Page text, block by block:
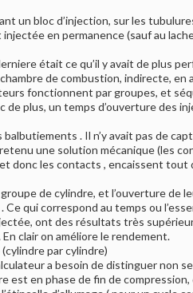
un bloc d’injection, sur les
en permanence (sauf au
était ce qu’il y avait de plus
de combustion, indirecte, en
fonctionnent par groupes, et
plus, un temps d’ouverture des
. Il n’y avait pas de
une solution mécanique (les
et donc les contacts , encaissent
de cylindre, et l’ouverture de
qui correspond au temps ou
ont des résultats très
clair on améliore le rendement.
par cylindre)
a besoin de distinguer non
est en phase de fin de